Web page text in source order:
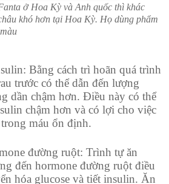
ở Hoa Kỳ và Anh quốc thì khác
khó hơn tại Hoa Kỳ. Họ dùng phẩm
Bằng cách trì hoãn quá trình
trước có thể dẫn đến lượng
dần chậm hơn. Điều này có thể
chậm hơn và có lợi cho việc
máu ổn định.
đường ruột: Trình tự ăn
đến hormone đường ruột điều
hóa glucose và tiết insulin. Ăn